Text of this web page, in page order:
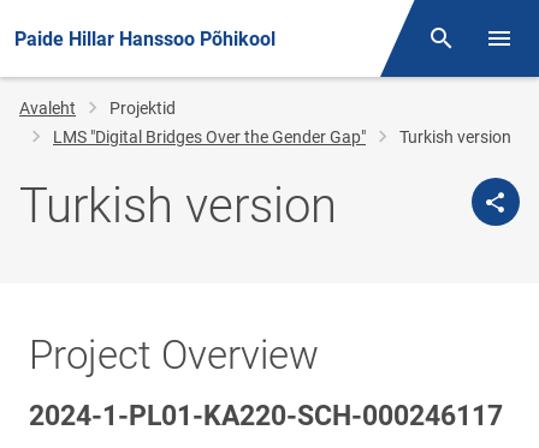
Paide Hillar Hanssoo Põhikool Otsing
Jälglink
Avaleht
Projektid
LMS "Digital Bridges Over the Gender Gap"
Turkish version
Turkish version
Project Overview
2024-1-PL01-KA220-SCH-000246117